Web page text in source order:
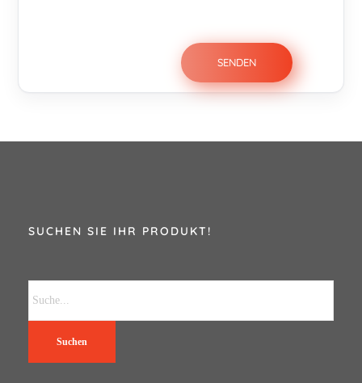
SUCHEN SIE IHR PRODUKT!
Suchen